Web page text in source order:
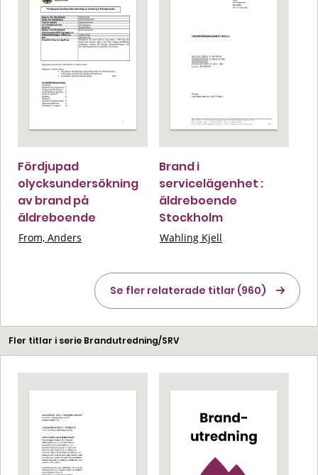
Fördjupad
olycksundersökning
av brand på
äldreboende
From, Anders
Brand i
servicelägenhet :
äldreboende
Stockholm
Wahling Kjell
Se fler relaterade titlar (960)
Fler titlar i serie Brandutredning/SRV